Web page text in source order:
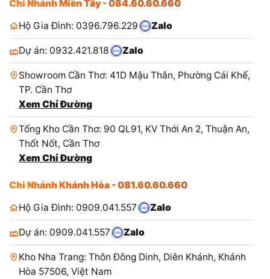
Chi Nhánh Miền Tây - 084.60.60.660
Hộ Gia Đình: 0396.796.229
Zalo
Dự án: 0932.421.818 Zalo
Showroom Cần Thơ: 41D Mậu Thân, Phường Cái Khế,
TP. Cần Thơ
Xem Chỉ Đường
Tổng Kho Cần Thơ: 90 QL91, KV Thới An 2, Thuận An,
Thốt Nốt, Cần Thơ
Xem Chỉ Đường
Chi Nhánh Khánh Hòa - 081.60.60.660
Hộ Gia Đình: 0909.041.557
Zalo
Dự án: 0909.041.557 Zalo
Kho Nha Trang: Thôn Đông Dinh, Diên Khánh, Khánh
Hòa 57506, Việt Nam